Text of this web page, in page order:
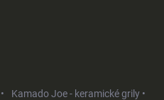
Kamado Joe - keramické grily •